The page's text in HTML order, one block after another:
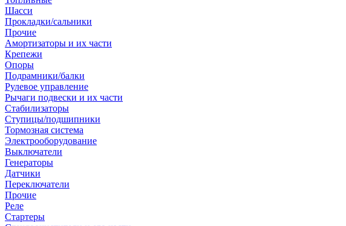
Шасси
Прокладки/сальники
Прочие
Амортизаторы и их части
Крепежи
Опоры
Подрамники/балки
Рулевое управление
Рычаги подвески и их части
Стабилизаторы
Ступицы/подшипники
Тормозная система
Электрооборудование
Выключатели
Генераторы
Датчики
Переключатели
Прочие
Реле
Стартеры